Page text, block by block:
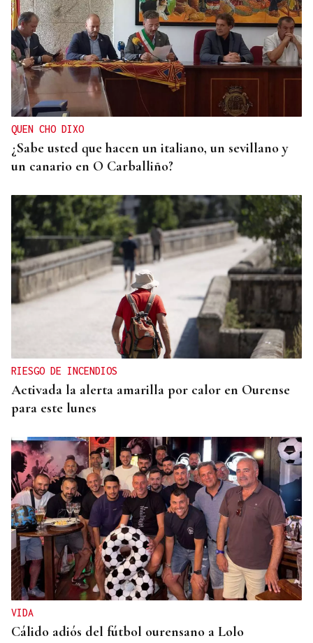
PATRIMONIO MUNICIPAL
Una nueva plaza mejorará el acceso al Mercado do
Xurés de Bande
QUEN CHO DIXO
¿Sabe usted que hacen un italiano, un sevillano y
un canario en O Carballiño?
RIESGO DE INCENDIOS
Activada la alerta amarilla por calor en Ourense
para este lunes
VIDA
Cálido adiós del fútbol ourensano a Lolo